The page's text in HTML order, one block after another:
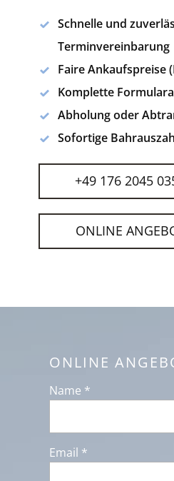
Schnelle und
Terminvereinbarung
Faire Ankaufspreise
Komplette
Abholung oder
Sofortige
+49 176 2045
ONLINE
ONLINE
Name *
Email *